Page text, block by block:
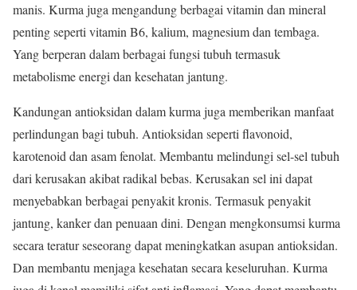
manis. Kurma juga mengandung berbagai vitamin dan mineral
penting seperti vitamin B6, kalium, magnesium dan tembaga.
Yang berperan dalam berbagai fungsi tubuh termasuk
metabolisme energi dan kesehatan jantung.
Kandungan antioksidan dalam kurma juga memberikan manfaat
perlindungan bagi tubuh. Antioksidan seperti flavonoid,
karotenoid dan asam fenolat. Membantu melindungi sel-sel tubuh
dari kerusakan akibat radikal bebas. Kerusakan sel ini dapat
menyebabkan berbagai penyakit kronis. Termasuk penyakit
jantung, kanker dan penuaan dini. Dengan mengkonsumsi kurma
secara teratur seseorang dapat meningkatkan asupan antioksidan.
Dan membantu menjaga kesehatan secara keseluruhan. Kurma